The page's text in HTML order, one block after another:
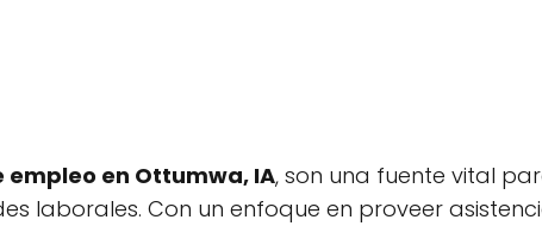
empleo en Ottumwa, IA, son una fuente vital
laborales. Con un enfoque en proveer